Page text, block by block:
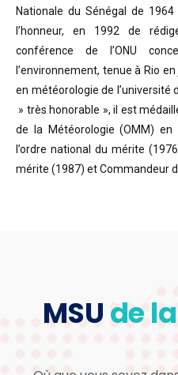
Nationale du Sénégal de
l’honneur, en 1992 de
conférence de l’ONU
l’environnement, tenue à Rio
en météorologie de l’université
» très honorable », il est
de la Météorologie (OMM)
l’ordre national du mérite
mérite (1987) et Commandeur
MSU de